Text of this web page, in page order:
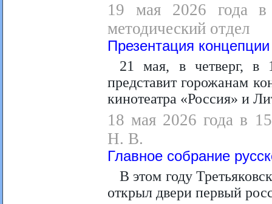
19 мая 2026 года в
методический отдел
Презентация концепции
21 мая, в четверг, в
представит горожанам
кинотеатра «Россия» и
18 мая 2026 года в
Н. В.
Главное собрание
В этом году
открыл двери первый